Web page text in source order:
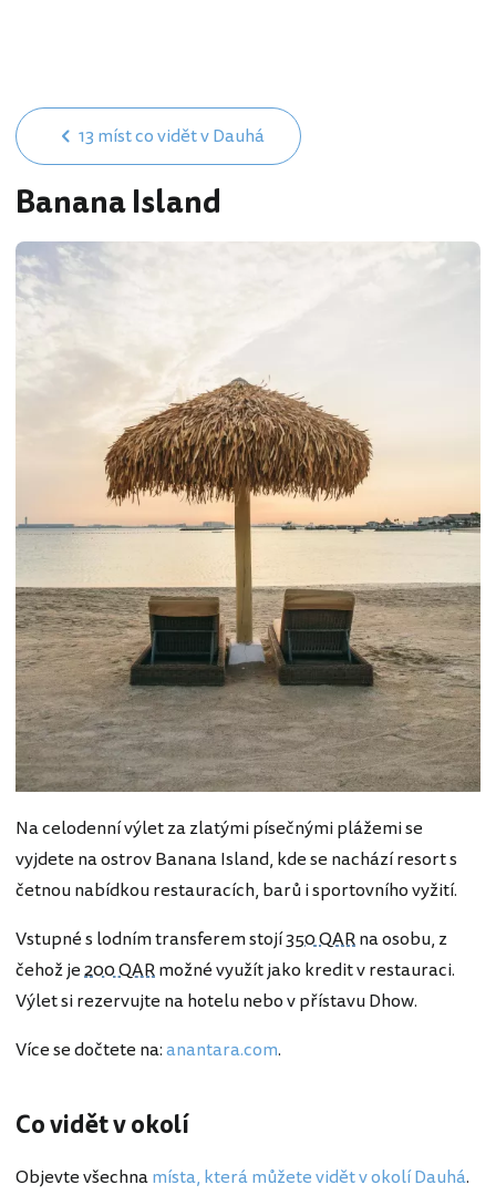
13 míst co vidět v Dauhá
Banana Island
Na celodenní výlet za zlatými písečnými plážemi se
vyjdete na ostrov Banana Island, kde se nachází resort s
četnou nabídkou restauracích, barů i sportovního vyžití.
Vstupné s lodním transferem stojí350 QARna osobu, z
čehož je200 QARmožné využít jako kredit v restauraci.
Výlet si rezervujte na hotelu nebo v přístavu Dhow.
Více se dočtete na:anantara.com.
Co vidět v okolí
Objevte všechnamísta, která můžete vidět v okolí Dauhá.